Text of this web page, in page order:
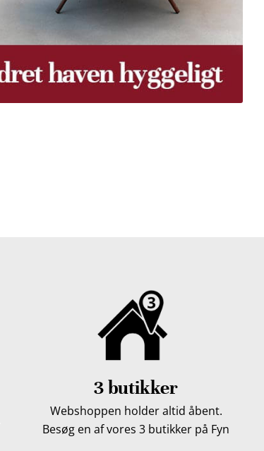
3 butikker
Webshoppen holder altid åbent.
Besøg en af vores 3 butikker på Fyn